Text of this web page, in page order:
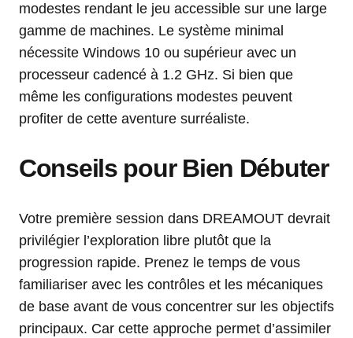
modestes rendant le jeu accessible sur une large
gamme de machines. Le système minimal
nécessite Windows 10 ou supérieur avec un
processeur cadencé à 1.2 GHz. Si bien que
même les configurations modestes peuvent
profiter de cette aventure surréaliste.
Conseils pour Bien Débuter
Votre première session dans DREAMOUT devrait
privilégier l’exploration libre plutôt que la
progression rapide. Prenez le temps de vous
familiariser avec les contrôles et les mécaniques
de base avant de vous concentrer sur les objectifs
principaux. Car cette approche permet d’assimiler